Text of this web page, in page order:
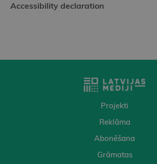
Accessibility declaration
Projekti
Reklāma
Abonēšana
Grāmatas